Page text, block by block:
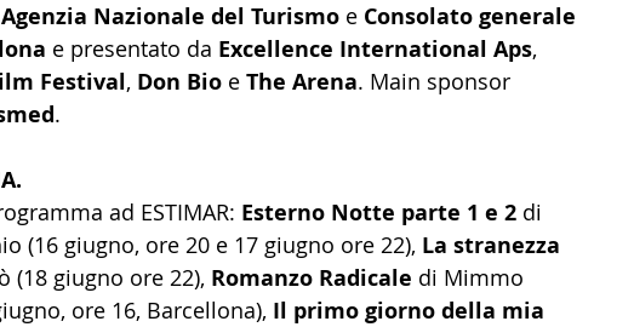
Nazionale del Turismo e Consolato generale
e presentato da Excellence International Aps,
Festival, Don Bio e The Arena. Main sponsor
.
ad ESTIMAR: Esterno Notte parte 1 e 2 di
(16 giugno, ore 20 e 17 giugno ore 22), La stranezza
(18 giugno ore 22), Romanzo Radicale di Mimmo
ore 16, Barcellona), Il primo giorno della mia